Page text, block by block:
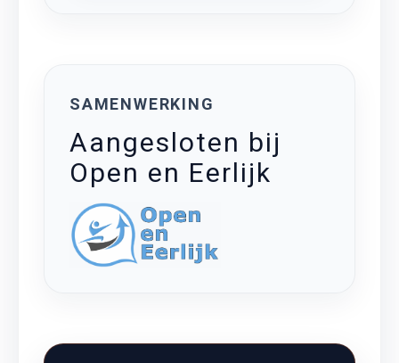
SAMENWERKING
Aangesloten bij
Open en Eerlijk